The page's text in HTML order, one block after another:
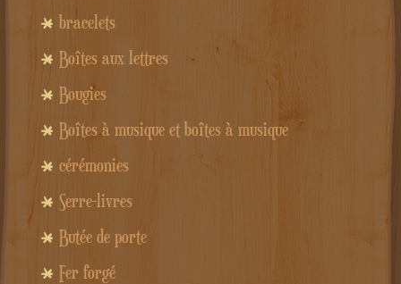
bracelets
Boîtes aux lettres
Bougies
Boîtes à musique et boîtes à musique
cérémonies
Serre-livres
Butée de porte
Fer forgé